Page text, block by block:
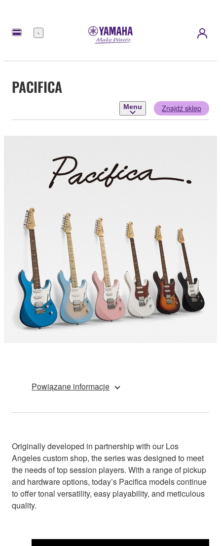
Menu
PACIFICA
Menu Znajdź sklep
Powiązane informacje
Originally developed in partnership with our Los
Angeles custom shop, the series was designed to meet
the needs of top session players. With a range of pickup
and hardware options, today’s Pacifica models continue
to offer tonal versatility, easy playability, and meticulous
quality.